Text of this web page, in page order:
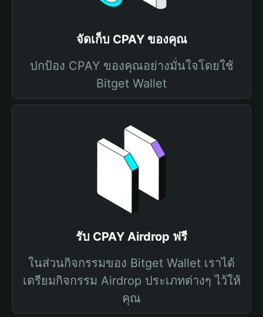
จัดเก็บ CPAY ของคุณ
ปกป้อง CPAY ของคุณอย่างมั่นใจโดยใช้
Bitget Wallet
รับ CPAY Airdrop ฟรี
ในส่วนกิจกรรมของ Bitget Wallet เราได้
เตรียมกิจกรรม Airdrop ประเภทต่างๆ ไว้ให้
คุณ